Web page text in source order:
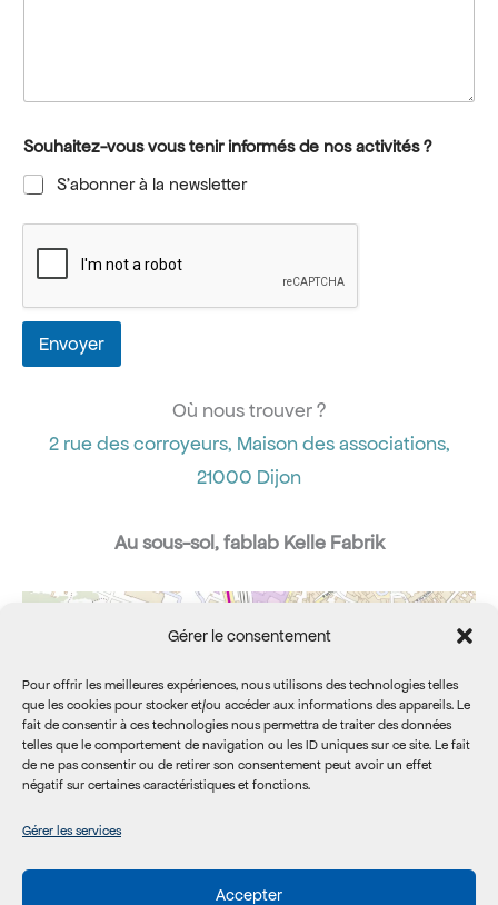
Gérer le consentement
Pour offrir les meilleures expériences, nous utilisons des technologies telles
que les cookies pour stocker et/ou accéder aux informations des appareils. Le
fait de consentir à ces technologies nous permettra de traiter des données
telles que le comportement de navigation ou les ID uniques sur ce site. Le fait
de ne pas consentir ou de retirer son consentement peut avoir un effet
négatif sur certaines caractéristiques et fonctions.
Gérer les services
Accepter
Souhaitez-vous vous tenir informés de nos activités ?
S’abonner à la newsletter
Envoyer
Où nous trouver ?
2 rue des corroyeurs, Maison des associations,
21000 Dijon
Au sous-sol, fablab Kelle Fabrik